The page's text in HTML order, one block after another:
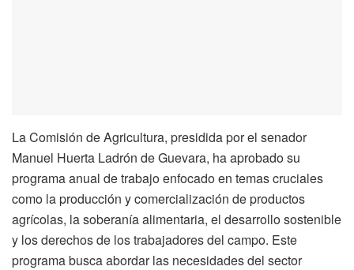
La Comisión de Agricultura, presidida por el senador
Manuel Huerta Ladrón de Guevara, ha aprobado su
programa anual de trabajo enfocado en temas cruciales
como la producción y comercialización de productos
agrícolas, la soberanía alimentaria, el desarrollo sostenible
y los derechos de los trabajadores del campo. Este
programa busca abordar las necesidades del sector